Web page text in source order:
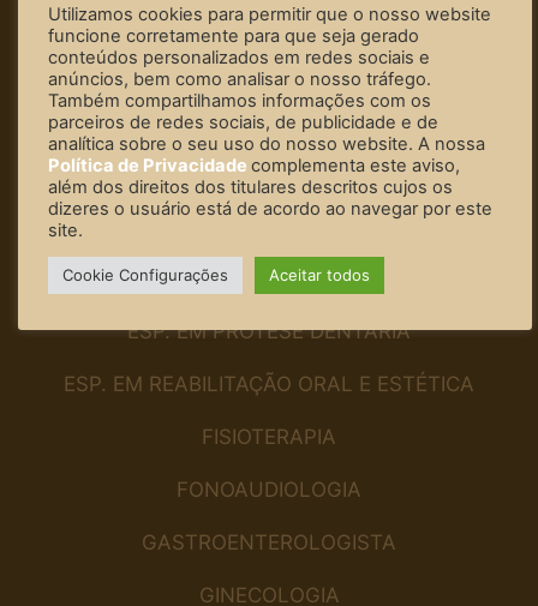
CIRURGIA DO APARELHO DIGESTIVO
CIRURGIA PLÁSTICA
CIRURGIA-DENTISTA
CLÍNICA GERAL
ENDOCRINOLOGIA
ESP. EM PRÓTESE DENTÁRIA
ESP. EM REABILITAÇÃO ORAL E ESTÉTICA
FISIOTERAPIA
FONOAUDIOLOGIA
GASTROENTEROLOGISTA
GINECOLOGIA
Utilizamos cookies para permitir que o nosso website
funcione corretamente para que seja gerado
conteúdos personalizados em redes sociais e
anúncios, bem como analisar o nosso tráfego.
Também compartilhamos informações com os
parceiros de redes sociais, de publicidade e de
analítica sobre o seu uso do nosso website. A nossa
Política de Privacidade complementa este aviso,
além dos direitos dos titulares descritos cujos os
dizeres o usuário está de acordo ao navegar por este
site.
Cookie Configurações Aceitar todos